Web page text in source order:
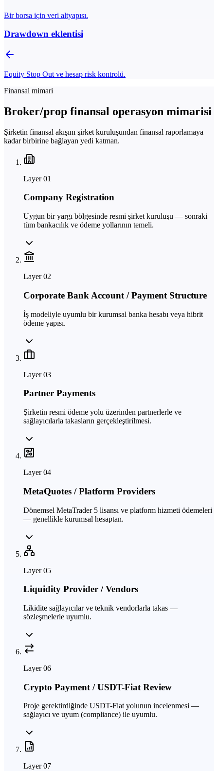
Bir borsa için veri altyapısı.
Drawdown eklentisi
Equity Stop Out ve hesap risk kontrolü.
Finansal mimari
Broker/prop finansal operasyon mimarisi
Şirketin finansal akışını şirket kuruluşundan finansal raporlamaya
kadar birbirine bağlayan yedi katman.
Layer01
Company Registration
Uygun bir yargı bölgesinde resmi şirket kuruluşu — sonraki
tüm bankacılık ve ödeme yollarının temeli.
Layer02
Corporate Bank Account / Payment Structure
İş modeliyle uyumlu bir kurumsal banka hesabı veya hibrit
ödeme yapısı.
Layer03
Partner Payments
Şirketin resmi ödeme yolu üzerinden partnerlerle ve
sağlayıcılarla takasların gerçekleştirilmesi.
Layer04
MetaQuotes / Platform Providers
Dönemsel MetaTrader 5 lisansı ve platform hizmeti ödemeleri
— genellikle kurumsal hesaptan.
Layer05
Liquidity Provider / Vendors
Likidite sağlayıcılar ve teknik vendorlarla takas —
sözleşmelerle uyumlu.
Layer06
Crypto Payment / USDT-Fiat Review
Proje gerektirdiğinde USDT-Fiat yolunun incelenmesi —
sağlayıcı ve uyum (compliance) ile uyumlu.
Layer07